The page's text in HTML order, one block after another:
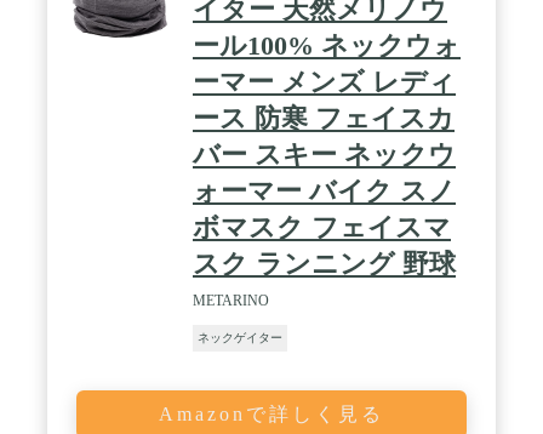
イター 天然メリノウ
ール100% ネックウォ
ーマー メンズ レディ
ース 防寒 フェイスカ
バー スキー ネックウ
ォーマー バイク スノ
ボマスク フェイスマ
スク ランニング 野球
METARINO
ネックゲイター
Amazonで詳しく見る